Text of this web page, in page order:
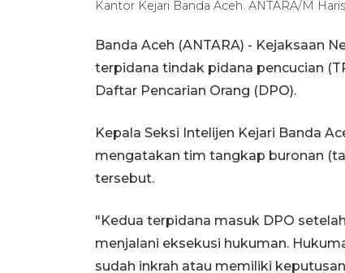
Kantor Kejari Banda Aceh. ANTARA/M
Banda Aceh (ANTARA) - Kejaksaan
terpidana tindak pidana pencucian
Daftar Pencarian Orang (DPO).
Kepala Seksi Intelijen Kejari Banda
mengatakan tim tangkap buronan
tersebut.
"Kedua terpidana masuk DPO
menjalani eksekusi hukuman.
sudah inkrah atau memiliki